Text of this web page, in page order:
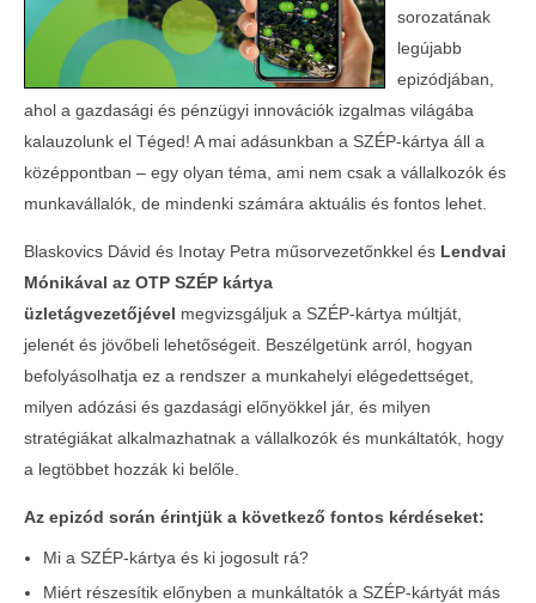
Fedezd fel a SZÉP-kártya világát a
epizódunkban!
03-30
sorozatának
legújabb
epizódjában,
ahol a gazdasági és pénzügyi innovációk izgalmas világába
kalauzolunk el Téged! A mai adásunkban a SZÉP-kártya áll a
középpontban – egy olyan téma, ami nem csak a vállalkozók és
munkavállalók, de mindenki számára aktuális és fontos lehet.
Blaskovics Dávid és Inotay Petra műsorvezetőnkkel és Lendvai
Mónikával az OTP SZÉP kártya
üzletágvezetőjével megvizsgáljuk a SZÉP-kártya múltját,
jelenét és jövőbeli lehetőségeit. Beszélgetünk arról, hogyan
befolyásolhatja ez a rendszer a munkahelyi elégedettséget,
milyen adózási és gazdasági előnyökkel jár, és milyen
stratégiákat alkalmazhatnak a vállalkozók és munkáltatók, hogy
a legtöbbet hozzák ki belőle.
Az epizód során érintjük a következő fontos kérdéseket:
Mi a SZÉP-kártya és ki jogosult rá?
Miért részesítik előnyben a munkáltatók a SZÉP-kártyát más